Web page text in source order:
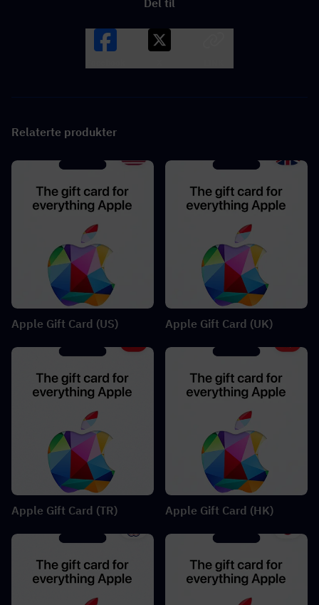
Del til
Relaterte produkter
Apple Gift Card (US) Apple Gift Card (UK)
Apple Gift Card (TR) Apple Gift Card (HK)